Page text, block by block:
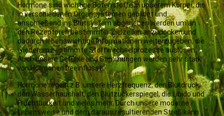
Hormone sind wichtige Botenstoffe in unserem Körper, die
in verschiedenen Organsystemen gebildet und
anschließend ins Blutsystem abgegeben werden um an
den Rezeptoren bestimmter Zielzellen anzudocken und
dadurch lebenswichtige Informationen weiterzugeben, die
wiederum bestimmte Stoffwechselprozesse auslösen.
Auch unsere Gefühle und Stimmungen werden sehr stark
von Hormonen beeinflusst.
Hormone regeln z.B. unsere Herzfrequenz, den Blutdruck,
den Wasserhaushalt, den Blutzuckerspiegel, die Libido und
Fruchtbarkeit und vieles mehr. Durch unsere moderne
Lebensweise und dem daraus resultierenden Streß kann